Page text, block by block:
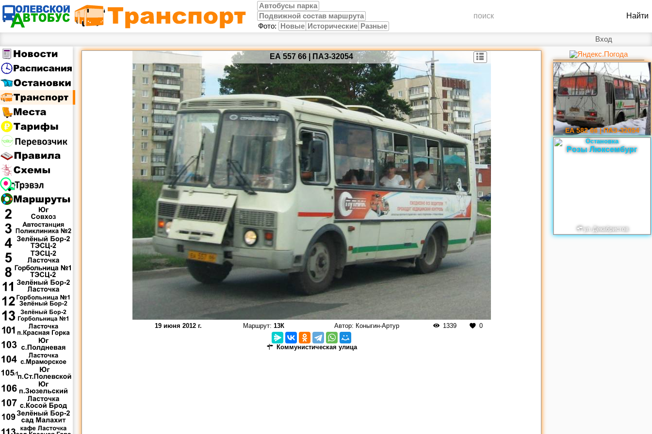
Автобусы парка
Подвижной состав маршрута
Фото:
Новые Исторические Разные
Вход
ЕА 557 66 | ПАЗ-32054
19 июня 2012 г. Маршрут: 13К Автор: Коныгин-Артур 1339 0
Коммунистическая улица
ЕА 582 66 | ПАЗ-32054
Остановка
Розы Люксембург
ул. Декабристов